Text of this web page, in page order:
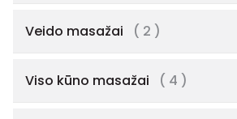
Veido masažai ( 2 )
Viso kūno masažai ( 4 )